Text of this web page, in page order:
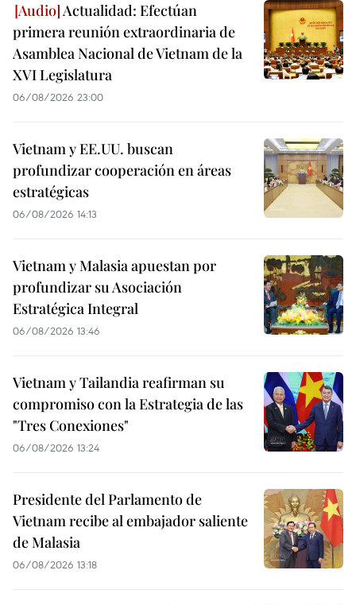
Actualidad: Efectúan
primera reunión extraordinaria de
Asamblea Nacional de Vietnam de la
XVI Legislatura
06/08/2026 23:00
Vietnam y EE.UU. buscan
profundizar cooperación en áreas
estratégicas
06/08/2026 14:13
Vietnam y Malasia apuestan por
profundizar su Asociación
Estratégica Integral
06/08/2026 13:46
Vietnam y Tailandia reafirman su
compromiso con la Estrategia de las
"Tres Conexiones"
06/08/2026 13:24
Presidente del Parlamento de
Vietnam recibe al embajador saliente
de Malasia
06/08/2026 13:18